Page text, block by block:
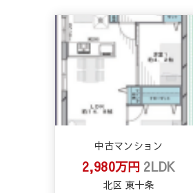
中古マンション
2,980万円 2LDK
北区 東十条